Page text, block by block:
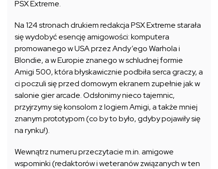
PSX Extreme.
Na 124 stronach drukiem redakcja PSX Extreme starała
się wydobyć esencję amigowości: komputera
promowanego w USA przez Andy’ego Warhola i
Blondie, a w Europie znanego w schludnej formie
Amigi 500, która błyskawicznie podbiła serca graczy, a
ci poczuli się przed domowym ekranem zupełnie jak w
salonie gier arcade. Odsłonimy nieco tajemnic,
przyjrzymy się konsolom z logiem Amigi, a także mniej
znanym prototypom (co by to było, gdyby pojawiły się
na rynku!).
Wewnątrz numeru przeczytacie m.in. amigowe
wspominki (redaktorów i weteranów związanych w ten